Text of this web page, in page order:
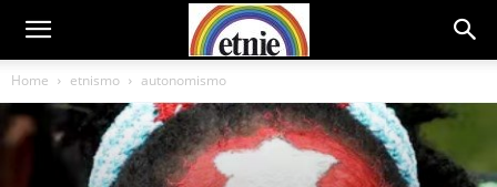
Home etnismo autonomismo